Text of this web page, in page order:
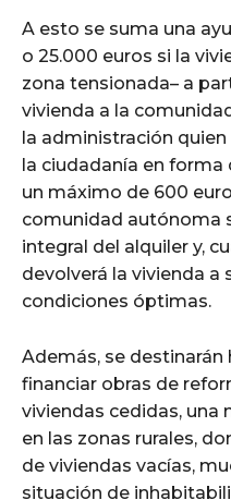
A esto se suma una
o 25.000 euros si la
zona tensionada– a
vivienda a la
la administración
la ciudadanía en
un máximo de 600
comunidad autónoma
integral del alquiler y,
devolverá la vivienda a
condiciones óptimas.
Además, se destinarán
financiar obras de
viviendas cedidas,
en las zonas rurales,
de viviendas vacías,
situación de